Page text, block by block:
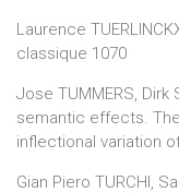
Laurence
classique 1070
Jose TUMMERS, Dirk
semantic effects.
inflectional variation
Gian Piero TURCHI,